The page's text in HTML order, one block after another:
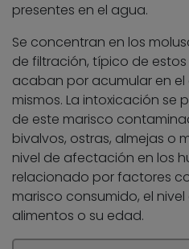
presentes en el agua.
Se concentran en los
de filtración, típico de
acaban por acumular en
mismos. La intoxicación se
de este marisco
bivalvos, ostras, almejas o
nivel de afectación en los
relacionado por factores
marisco consumido, el
alimentos o su edad.